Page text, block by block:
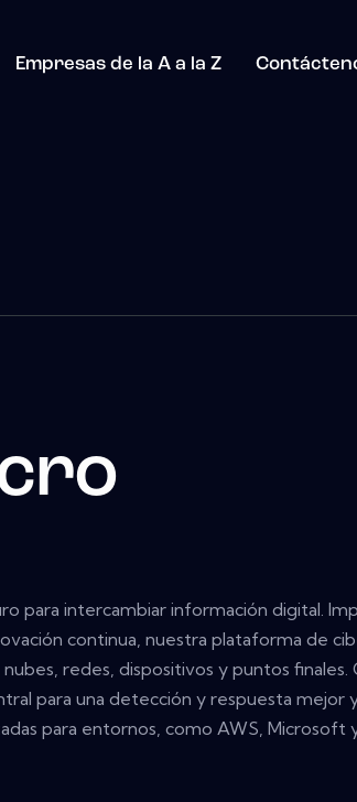
Empresas de la A a la Z
para intercambiar información digital.
continua, nuestra plataforma de
redes, dispositivos y puntos finales.
para una detección y respuesta mejor
para entornos, como AWS, Microsoft